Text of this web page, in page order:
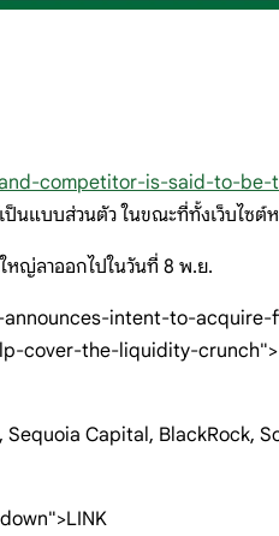
competitor-is-said-to-
แบบส่วนตัว ในขณะที่ทั้งเว็บไซต์ห
หญ่ลาออกไปในวันที่ 8 พ.ย.
intent-to-
the-liquidity-crunch"> ใ
Sequoia Capital, BlackRock,